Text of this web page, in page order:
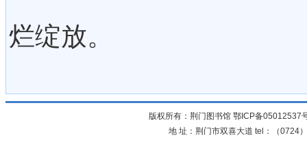
烂绽放。
版权所有：荆门图书馆 鄂ICP备05012537
地 址：荆门市双喜大道 tel：（0724